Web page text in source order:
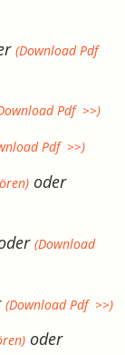
(Download Pdf
Pdf >>)
Pdf >>)
oder
(Download
(Download Pdf >>)
oder